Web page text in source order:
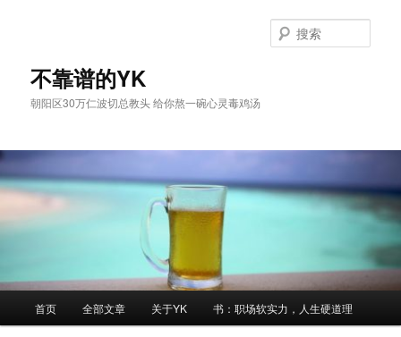
不靠谱的YK
朝阳区30万仁波切总教头 给你熬一碗心灵毒鸡汤
索
首页 全部文章 关于YK 书：职场软实力，人生硬道理